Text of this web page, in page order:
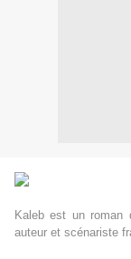
Kaleb est un roman
auteur et scénariste